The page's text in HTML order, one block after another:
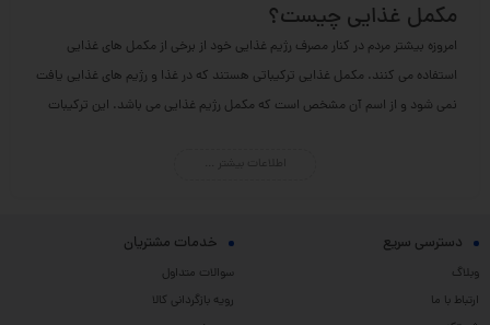
مکمل غذایی چیست؟
امروزه بیشتر مردم در کنار مصرف رژیم غذایی خود از برخی از مکمل های غذایی
استفاده می کنند. مکمل غذایی ترکیباتی هستند که در غذا و رژیم های غذایی یافت
نمی شود و از اسم آن مشخص است که مکمل رژیم غذایی می باشد. این ترکیبات
برای افزایش سطح انرژی، تقویت قوای جنسی، افزایش رشد، تقویت سیستم ایمنی
نیاز خود را دریافت کنید و همین امر باعث افزایش سطح سلامتی بدن شما می شود.
انواع مکمل غذایی
اطلاعات بیشتر ...
دسترسی سریع
وبلاگ
ارتباط با ما
خدمات مشتریان
سوالات متداول
رویه بازگردانی کالا